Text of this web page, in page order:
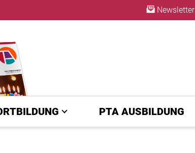
Newsletter
PTA AUSBILDUNG